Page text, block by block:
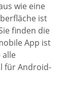
wie eine
ist
finden die
App ist
alle
für Android-